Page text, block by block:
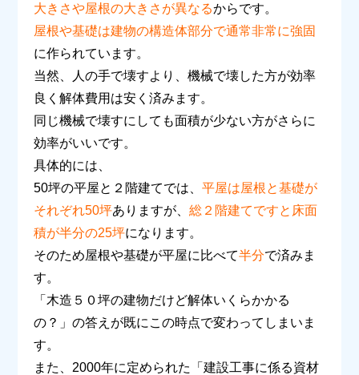
大きさや屋根の大きさが異なるからです。
屋根や基礎は建物の構造体部分で通常非常に強固
に作られています。
当然、人の手で壊すより、機械で壊した方が効率
良く解体費用は安く済みます。
同じ機械で壊すにしても面積が少ない方がさらに
効率がいいです。
具体的には、
50坪の平屋と２階建てでは、平屋は屋根と基礎が
それぞれ50坪ありますが、総２階建てですと床面
積が半分の25坪になります。
そのため屋根や基礎が平屋に比べて半分で済みま
す。
「木造５０坪の建物だけど解体いくらかかる
の？」の答えが既にこの時点で変わってしまいま
す。
また、 2000年に定められた「建設工事に係る資材